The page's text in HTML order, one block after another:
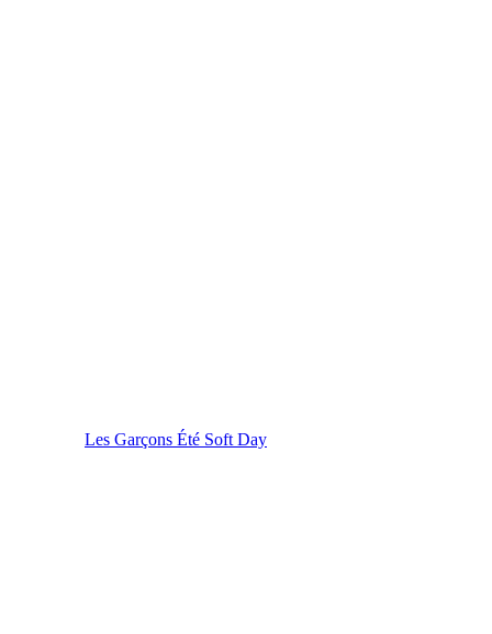
Les Garçons Été Soft Day